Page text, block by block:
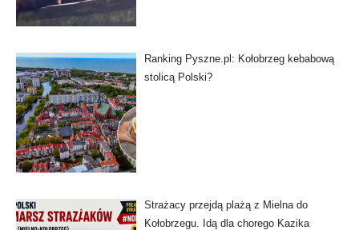
Ranking Pyszne.pl: Kołobrzeg kebabową
stolicą Polski?
Strażacy przejdą plażą z Mielna do
Kołobrzegu. Idą dla chorego Kazika